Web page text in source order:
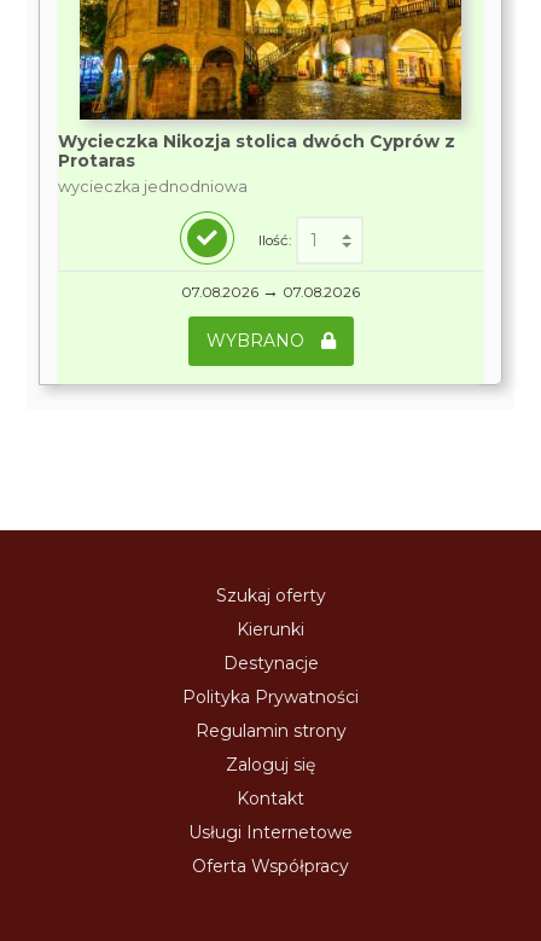
Wycieczka Nikozja stolica dwóch Cyprów z
Protaras
wycieczka jednodniowa
Ilość:
07.08.2026 → 07.08.2026
WYBRANO
Szukaj oferty
Kierunki
Destynacje
Polityka Prywatności
Regulamin strony
Zaloguj się
Kontakt
Usługi Internetowe
Oferta Współpracy